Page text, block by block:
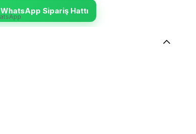
WhatsApp Sipariş Hattı